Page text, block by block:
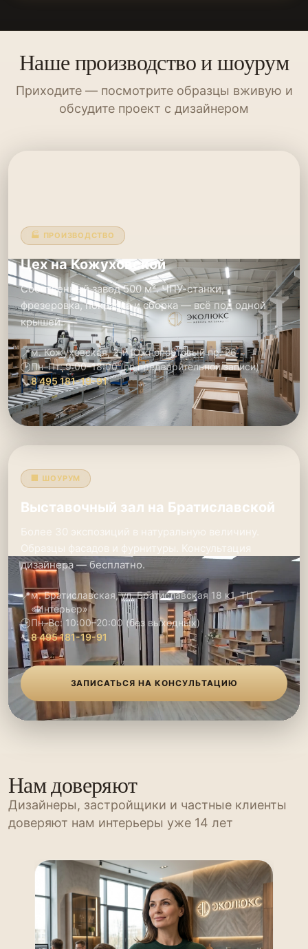
Наше производство и шоурум
Приходите — посмотрите образцы вживую и
обсудите проект с дизайнером
🏭 ПРОИЗВОДСТВО
Цех на Кожуховской
Собственный завод 500 м². ЧПУ-станки,
фрезеровка, покраска и сборка — всё под одной
крышей.
📍м. Кожуховская, 2-й Южнопортовый пр. 26
🕑Пн–Пт: 9:00–18:00 (по предварительной записи)
📞8 495 181-19-91
🏢 ШОУРУМ
Выставочный зал на Братиславской
Более 30 экспозиций в натуральную величину.
Образцы фасадов и фурнитуры. Консультация
дизайнера — бесплатно.
📍м. Братиславская, ул. Братиславская 18 к1, ТЦ
«Интерьер»
🕑Пн–Вс: 10:00–20:00 (без выходных)
📞8 495 181-19-91
ЗАПИСАТЬСЯ НА КОНСУЛЬТАЦИЮ
Нам доверяют
Дизайнеры, застройщики и частные клиенты
доверяют нам интерьеры уже 14 лет